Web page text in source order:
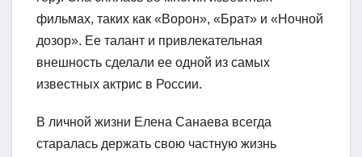
фильмах, таких как «Ворон», «Брат» и «Ночной
дозор». Ее талант и привлекательная
внешность сделали ее одной из самых
известных актрис в России.
В личной жизни Елена Санаева всегда
старалась держать свою частную жизнь